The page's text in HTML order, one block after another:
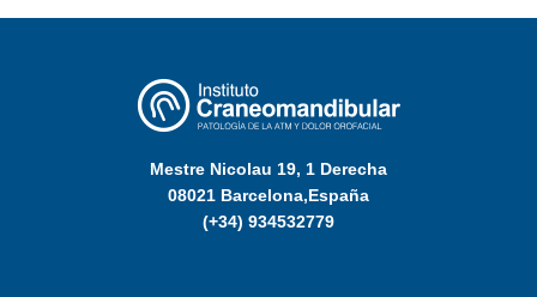
Mestre Nicolau 19, 1 Derecha
08021 Barcelona,España
(+34) 934532779